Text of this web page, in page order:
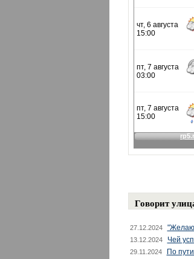
Говорит
27.12.2024
13.12.2024 Чей
29.11.2024 По